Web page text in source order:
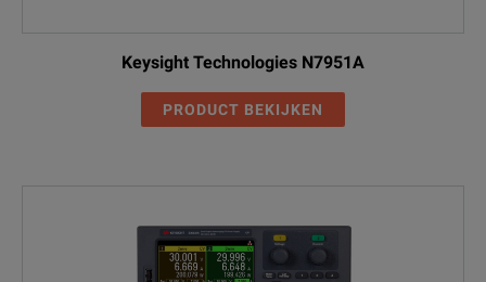
Keysight Technologies N7951A
PRODUCT BEKIJKEN